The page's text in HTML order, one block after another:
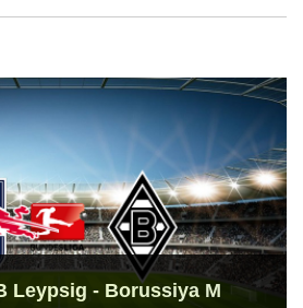
Leypsig - Borussiya M